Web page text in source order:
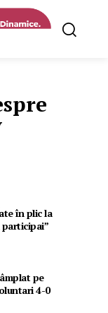
în plic la
participai”
pe
4-0